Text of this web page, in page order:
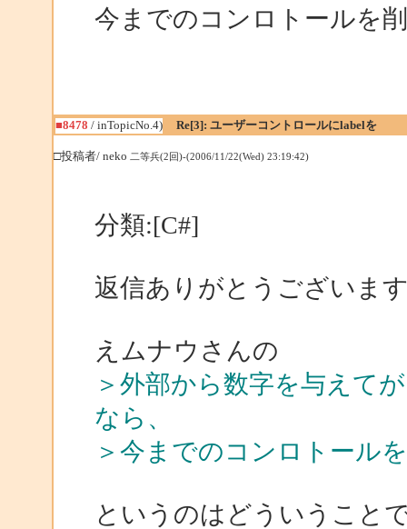
今までのコンロトールを
■8478 / inTopicNo.4) Re[3]: ユーザーコントロールにlabelを
□投稿者/ neko 二等兵(2回)-(2006/11/22(Wed) 23:19:42)
分類:[C#]
返信ありがとうございま
えムナウさんの
＞外部から数字を与えて
なら、
＞今までのコンロトール
というのはどういうこと